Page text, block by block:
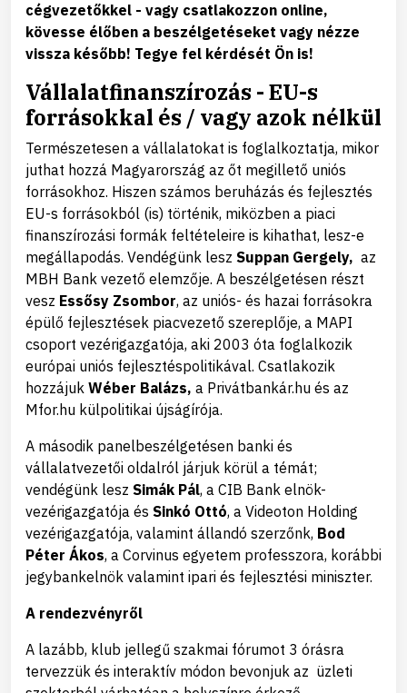
cégvezetőkkel - vagy csatlakozzon online,
kövesse élőben a beszélgetéseket vagy nézze
vissza később! Tegye fel kérdését Ön is!
Vállalatfinanszírozás - EU-s
forrásokkal és / vagy azok nélkül
Természetesen a vállalatokat is foglalkoztatja, mikor
juthat hozzá Magyarország az őt megillető uniós
forrásokhoz. Hiszen számos beruházás és fejlesztés
EU-s forrásokból (is) történik, miközben a piaci
finanszírozási formák feltételeire is kihathat, lesz-e
megállapodás. Vendégünk lesz Suppan Gergely, az
MBH Bank vezető elemzője. A beszélgetésen részt
vesz Essősy Zsombor, az uniós- és hazai forrásokra
épülő fejlesztések piacvezető szereplője, a MAPI
csoport vezérigazgatója, aki 2003 óta foglalkozik
európai uniós fejlesztéspolitikával. Csatlakozik
hozzájuk Wéber Balázs, a Privátbankár.hu és az
Mfor.hu külpolitikai újságírója.
A második panelbeszélgetésen banki és
vállalatvezetői oldalról járjuk körül a témát;
vendégünk lesz Simák Pál, a CIB Bank elnök-
vezérigazgatója és Sinkó Ottó, a Videoton Holding
vezérigazgatója, valamint állandó szerzőnk, Bod
Péter Ákos, a Corvinus egyetem professzora, korábbi
jegybankelnök valamint ipari és fejlesztési miniszter.
A rendezvényről
A lazább, klub jellegű szakmai fórumot 3 órásra
tervezzük és interaktív módon bevonjuk az üzleti